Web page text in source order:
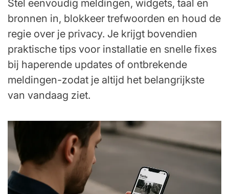
Stel eenvoudig meldingen, widgets, taal en
bronnen in, blokkeer trefwoorden en houd de
regie over je privacy. Je krijgt bovendien
praktische tips voor installatie en snelle fixes
bij haperende updates of ontbrekende
meldingen-zodat je altijd het belangrijkste
van vandaag ziet.